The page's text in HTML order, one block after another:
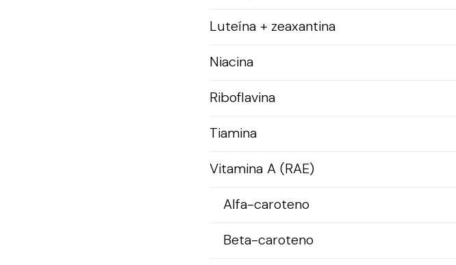
Luteína + zeaxantina
Niacina
Riboflavina
Tiamina
Vitamina A (RAE)
Alfa-caroteno
Beta-caroteno